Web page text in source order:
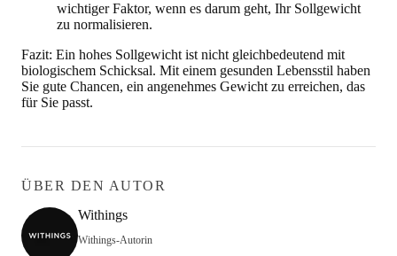
wichtiger Faktor, wenn es darum geht, Ihr Sollgewicht
zu normalisieren.
Fazit: Ein hohes Sollgewicht ist nicht gleichbedeutend mit
biologischem Schicksal. Mit einem gesunden Lebensstil haben
Sie gute Chancen, ein angenehmes Gewicht zu erreichen, das
für Sie passt.
ÜBER DEN AUTOR
Withings
Withings-Autorin